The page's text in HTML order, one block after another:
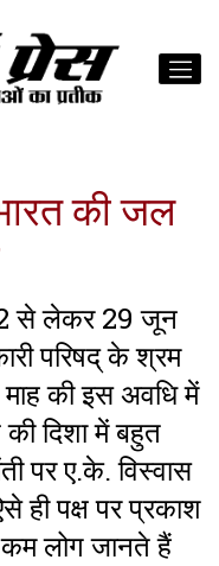
की जल
से लेकर 29 जून
परिषद् के श्रम
की इस अवधि में
की दिशा में बहुत
पर ए.के. विस्वास
ही पक्ष पर प्रकाश
लोग जानते हैं